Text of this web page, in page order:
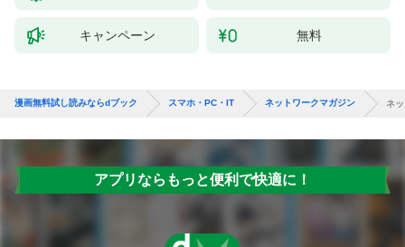
キャンペーン 無料
漫画無料試し読みならdブック スマホ・PC・IT ネットワークマガジン ネ
アプリならもっと便利で快適に！